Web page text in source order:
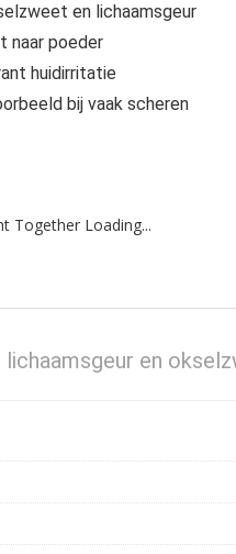
en lichaamsgeur
naar poeder
huidirritatie
bij vaak scheren
Together Loading...
en